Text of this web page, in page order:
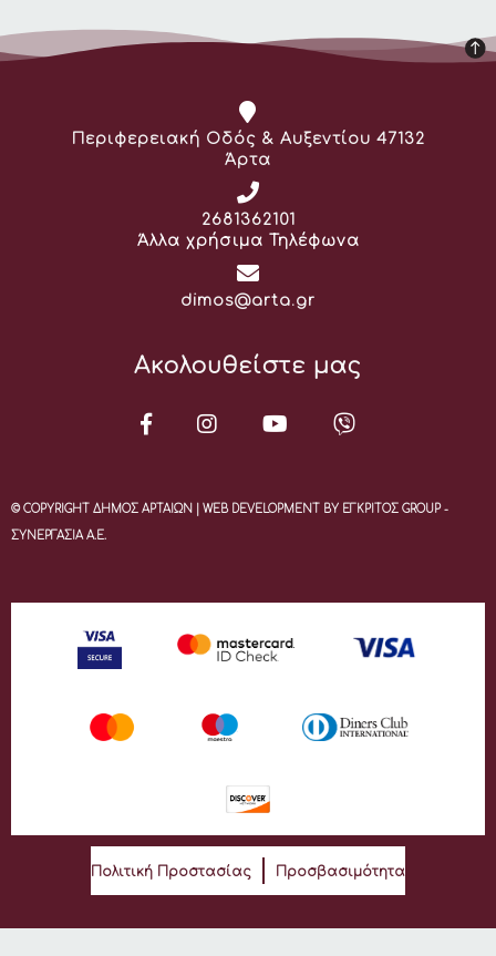
Διεύθυνση:
Περιφερειακή Οδός & Αυξεντίου 47132
Άρτα
Τηλέφωνο:
2681362101
Άλλα χρήσιμα Τηλέφωνα
Email:
dimos@arta.gr
Ακολουθείστε μας
© COPYRIGHT ΔΗΜΟΣ ΑΡΤΑΙΩΝ | WEB DEVELOPMENT BY ΕΓΚΡΙΤΟΣ GROUP -
ΣΥΝΕΡΓΑΣΙΑ Α.Ε.
Πολιτική Προστασίας Προσβασιμότητα